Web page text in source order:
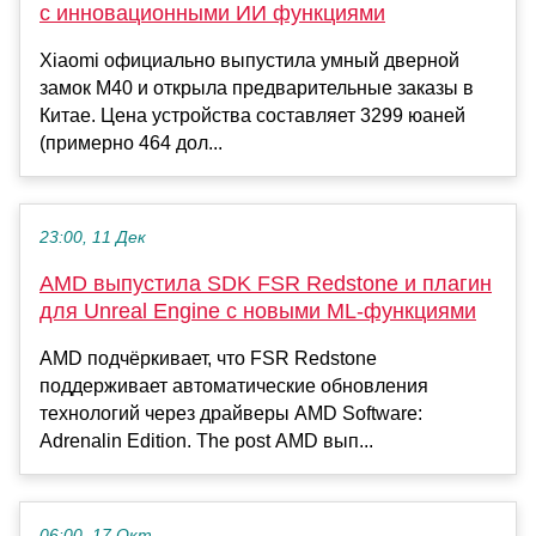
с инновационными ИИ функциями
Xiaomi официально выпустила умный дверной
замок M40 и открыла предварительные заказы в
Китае. Цена устройства составляет 3299 юаней
(примерно 464 дол...
23:00, 11 Дек
AMD выпустила SDK FSR Redstone и плагин
для Unreal Engine с новыми ML-функциями
AMD подчёркивает, что FSR Redstone
поддерживает автоматические обновления
технологий через драйверы AMD Software:
Adrenalin Edition. The post AMD вып...